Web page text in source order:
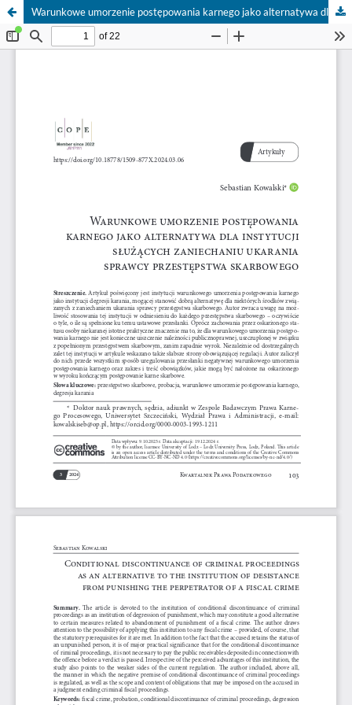
Warunkowe umorzenie postępowania karnego jako alternatywa dla instytucji służących zaniechaniu ukarania sprawcy przestępstwa skarbowego